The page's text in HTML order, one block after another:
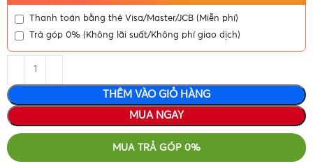
Thanh toán bằng thẻ Visa/Master/JCB (Miễn phí)
Trả góp 0% (Không lãi suất/Không phí giao dịch)
THÊM VÀO GIỎ HÀNG
MUA NGAY
MUA TRẢ GÓP 0%